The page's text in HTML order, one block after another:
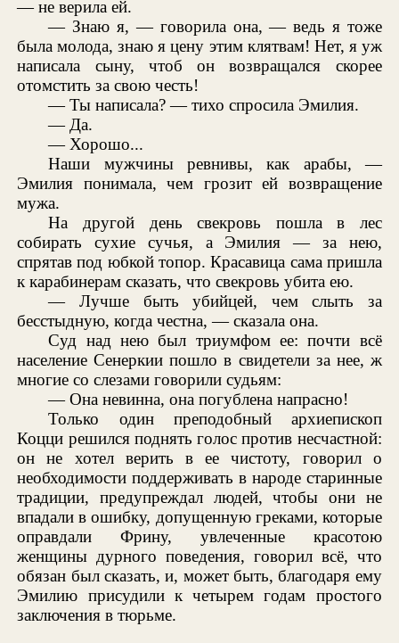
— не верила ей.
— Знаю я, — говорила она, — ведь я тоже
была молода, знаю я цену этим клятвам! Нет, я уж
написала сыну, чтоб он возвращался скорее
отомстить за свою честь!
— Ты написала? — тихо спросила Эмилия.
— Да.
— Хорошо...
Наши мужчины ревнивы, как арабы, —
Эмилия понимала, чем грозит ей возвращение
мужа.
На другой день свекровь пошла в лес
собирать сухие сучья, а Эмилия — за нею,
спрятав под юбкой топор. Красавица сама пришла
к карабинерам сказать, что свекровь убита ею.
— Лучше быть убийцей, чем слыть за
бесстыдную, когда честна, — сказала она.
Суд над нею был триумфом ее: почти всё
население Сенеркии пошло в свидетели за нее, ж
многие со слезами говорили судьям:
— Она невинна, она погублена напрасно!
Только один преподобный архиепископ
Коцци решился поднять голос против несчастной:
он не хотел верить в ее чистоту, говорил о
необходимости поддерживать в народе старинные
традиции, предупреждал людей, чтобы они не
впадали в ошибку, допущенную греками, которые
оправдали Фрину, увлеченные красотою
женщины дурного поведения, говорил всё, что
обязан был сказать, и, может быть, благодаря ему
Эмилию присудили к четырем годам простого
заключения в тюрьме.